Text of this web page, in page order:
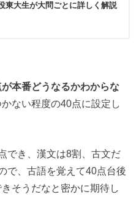
東大生が大問ごとに詳しく解説
本番どうなるかわからな
ない程度の40点に設定し
でき、漢文は8割、古文だ
で、古語を覚えて40点台後
そうだなと密かに期待し